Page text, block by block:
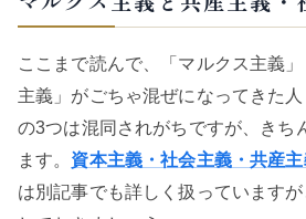
ここまで読んで、「マルクス主義
主義」がごちゃ混ぜになってきた
の3つは混同されがちですが、きち
ます。 資本主義・社会主義・共産
は別記事でも詳しく扱っています